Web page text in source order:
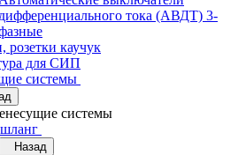
дифференциального тока (АВДТ) 3-
розетки каучук
для СИП
системы
системы
Назад